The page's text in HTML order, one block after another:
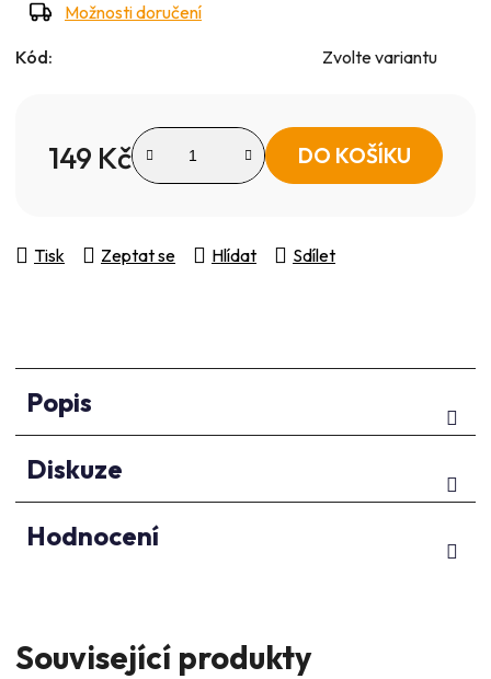
Možnosti doručení
Kód: Zvolte variantu
149 Kč DO KOŠÍKU
Tisk Zeptat se Hlídat Sdílet
Popis
Diskuze
Hodnocení
Související produkty